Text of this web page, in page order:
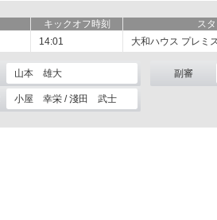
キックオフ時刻
ス
14:01 大和ハウス プレミ
山本 雄大 副審
小屋 幸栄 / 淺田 武士